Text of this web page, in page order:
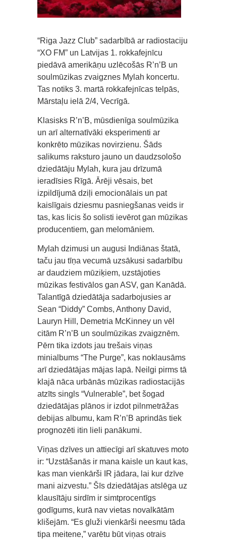
“Riga Jazz Club” sadarbībā ar radiostaciju
“XO FM” un Latvijas 1. rokkafejnīcu
piedāvā amerikāņu uzlēcošās R’n’B un
soulmūzikas zvaigznes Mylah koncertu.
Tas notiks 3. martā rokkafejnīcas telpās,
Mārstaļu ielā 2/4, Vecrīgā.
Klasisks R’n’B, mūsdienīga soulmūzika
un arī alternatīvāki eksperimenti ar
konkrēto mūzikas novirzienu. Šāds
salikums raksturo jauno un daudzsološo
dziedātāju Mylah, kura jau drīzumā
ieradīsies Rīgā. Ārēji vēsais, bet
izpildījumā dziļi emocionālais un pat
kaislīgais dziesmu pasniegšanas veids ir
tas, kas licis šo solisti ievērot gan mūzikas
producentiem, gan melomāniem.
Mylah dzimusi un augusi Indiānas štatā,
taču jau tīņa vecumā uzsākusi sadarbību
ar daudziem mūziķiem, uzstājoties
mūzikas festivālos gan ASV, gan Kanādā.
Talantīgā dziedātāja sadarbojusies ar
Sean “Diddy” Combs, Anthony David,
Lauryn Hill, Demetria McKinney un vēl
citām R’n’B un soulmūzikas zvaigznēm.
Pērn tika izdots jau trešais viņas
minialbums “The Purge”, kas noklausāms
arī dziedātājas mājas lapā. Neilgi pirms tā
klajā nāca urbānās mūzikas radiostacijās
atzīts singls “Vulnerable”, bet šogad
dziedātājas plānos ir izdot pilnmetrāžas
debijas albumu, kam R’n’B aprindās tiek
prognozēti itin lieli panākumi.
Viņas dzīves un attiecīgi arī skatuves moto
ir: “Uzstāšanās ir mana kaisle un kaut kas,
kas man vienkārši IR jādara, lai kur dzīve
mani aizvestu.” Šīs dziedātājas atslēga uz
klausītāju sirdīm ir simtprocentīgs
godīgums, kurā nav vietas novalkātām
klišejām. “Es gluži vienkārši neesmu tāda
tipa meitene,” varētu būt viņas otrais